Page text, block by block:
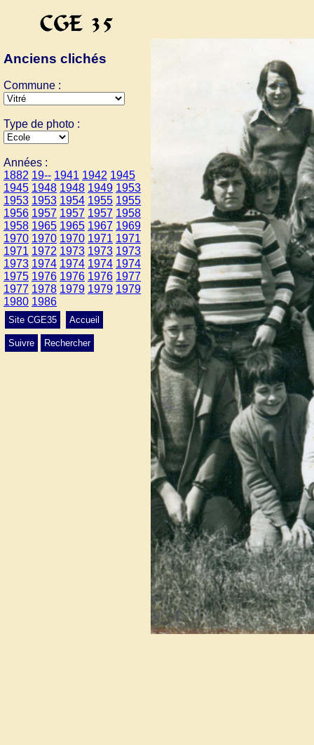
Anciens clichés
Commune :
Type de photo :
Années :
1882 19-- 1941 1942 1945
1945 1948 1948 1949 1953
1953 1953 1954 1955 1955
1956 1957 1957 1957 1958
1958 1965 1965 1967 1969
1970 1970 1970 1971 1971
1971 1972 1973 1973 1973
1973 1974 1974 1974 1974
1975 1976 1976 1976 1977
1977 1978 1979 1979 1979
1980 1986
Site CGE35 Accueil
Suivre Rechercher